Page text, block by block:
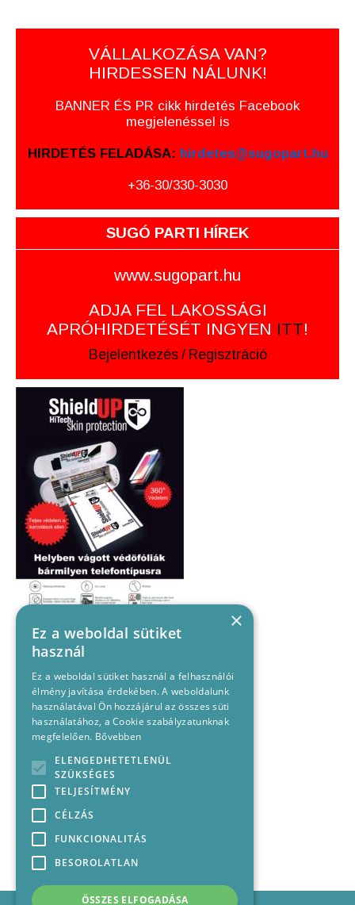
VÁLLALKOZÁSA VAN?
HIRDESSEN NÁLUNK!
BANNER ÉS PR cikk hirdetés Facebook
megjelenéssel is
HIRDETÉS FELADÁSA: hirdetes@sugopart.hu
+36-30/330-3030
SUGÓ PARTI HÍREK
www.sugopart.hu
ADJA FEL LAKOSSÁGI
APRÓHIRDETÉSÉT INGYEN ITT!
Bejelentkezés / Regisztráció
×
Ez a weboldal sütiket
használ
Ez a weboldal sütiket használ a felhasználói
élmény javítása érdekében. A weboldalunk
használatával Ön hozzájárul az összes süti
használatához, a Cookie szabályzatunknak
megfelelően. Bővebben
ELENGEDHETETLENÜL
SZÜKSÉGES
TELJESÍTMÉNY
CÉLZÁS
FUNKCIONALITÁS
BESOROLATLAN
ÖSSZES ELFOGADÁSA